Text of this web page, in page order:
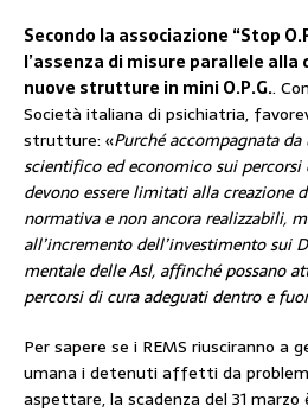
Secondo la associazione “Stop
l’assenza di misure parallele
nuove strutture in mini O.P.G..
Società italiana di psichiatria,
strutture: «Purché accompagnata
scientifico ed economico sui
devono essere limitati alla creazione
normativa e non ancora realizzabili,
all’incremento dell’investimento sui
mentale delle Asl, affinché possano
percorsi di cura adeguati dentro e
Per sapere se i REMS riusciranno a
umana i detenuti affetti da
aspettare, la scadenza del 31